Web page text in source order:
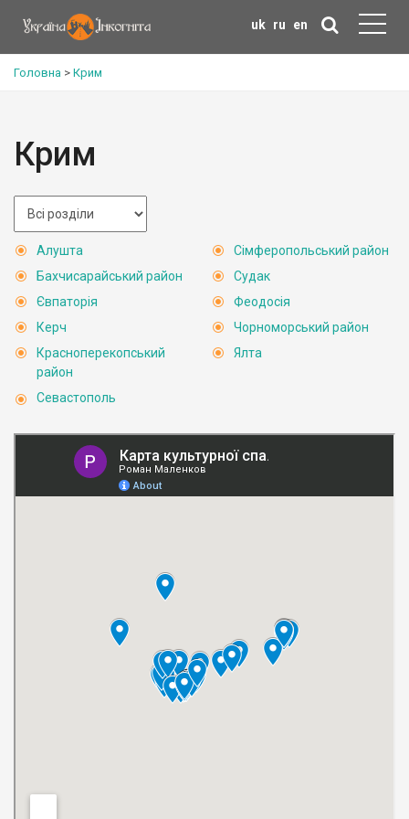
uk ru en
Головна > Крим
Крим
Алушта
Бахчисарайський район
Євпаторія
Керч
Красноперекопський
район
Севастополь
Сімферопольський район
Судак
Феодосія
Чорноморський район
Ялта